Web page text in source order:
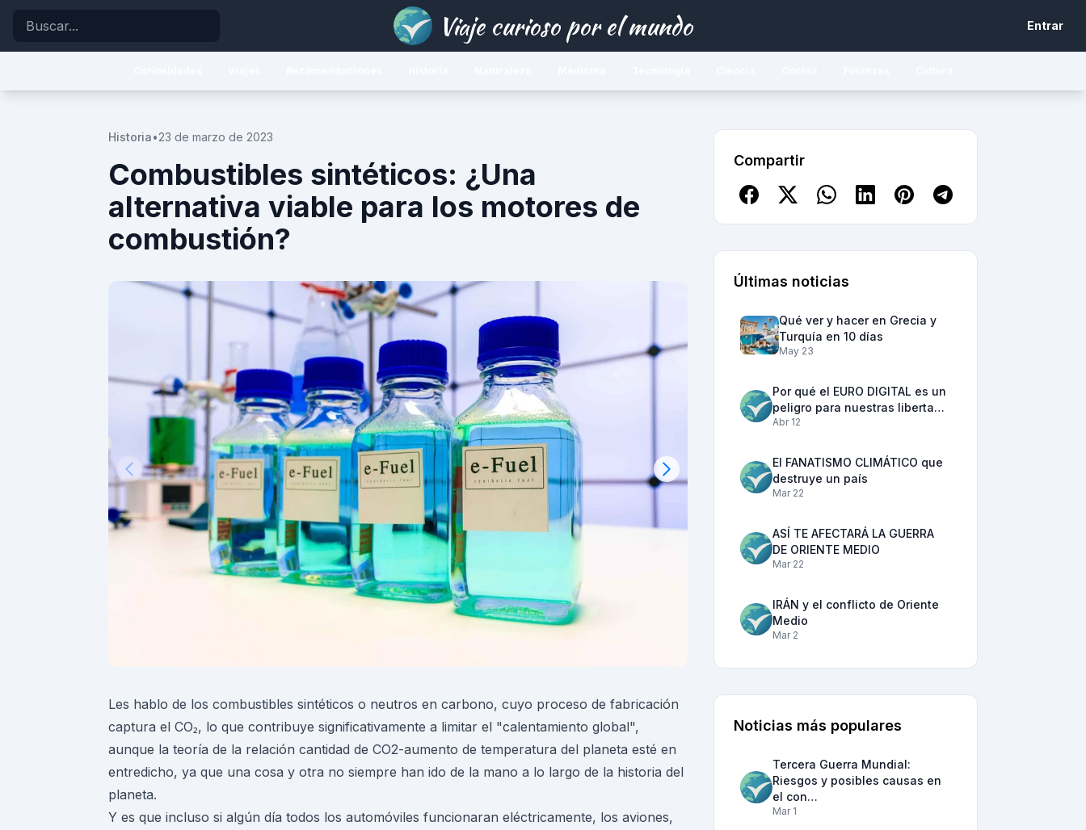
Buscar Viaje curioso por el mundo Entrar
Historia•23 de marzo de 2023
Combustibles sintéticos: ¿Una
alternativa viable para los motores de
combustión?
Les hablo de los combustibles sintéticos o neutros en carbono, cuyo proceso de fabricación
captura el CO₂, lo que contribuye significativamente a limitar el "calentamiento global",
aunque la teoría de la relación cantidad de CO2-aumento de temperatura del planeta esté en
entredicho, ya que una cosa y otra no siempre han ido de la mano a lo largo de la historia del
planeta.
Y es que incluso si algún día todos los automóviles funcionaran eléctricamente, los aviones,
Compartir
Últimas noticias
Qué ver y hacer en Grecia y
Turquía en 10 días
May 23
Por qué el EURO DIGITAL es un
peligro para nuestras liberta…
Abr 12
El FANATISMO CLIMÁTICO que
destruye un país
Mar 22
ASÍ TE AFECTARÁ LA GUERRA
DE ORIENTE MEDIO
Mar 22
IRÁN y el conflicto de Oriente
Medio
Mar 2
Noticias más populares
Tercera Guerra Mundial:
Riesgos y posibles causas en
el con…
Mar 1